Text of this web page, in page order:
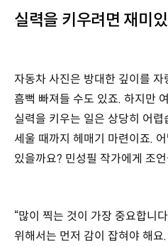
실력을 키우려면 재미
자동차 사진은 방대한 깊이를
흠뻑 빠져들 수도 있죠. 하지만
실력을 키우는 일은 상당히 어
세울 때까지 헤매기 마련이죠.
있을까요? 민성필 작가에게 조
“많이 찍는 것이 가장 중요합니
위해서는 먼저 감이 잡혀야 해